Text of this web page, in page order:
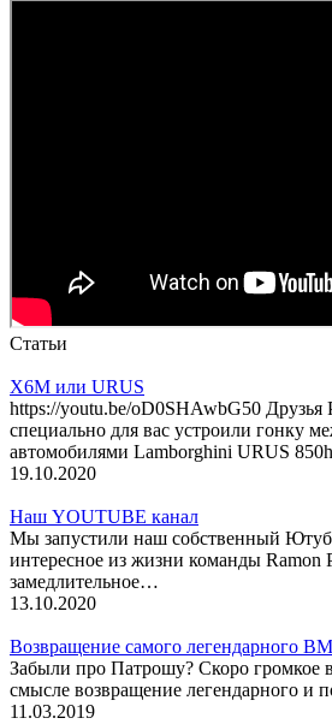
Статьи
X6M или URUS
https://youtu.be/oD0SHAwbG50 Друзья
специально для вас устроили гонку
автомобилями Lamborghini URUS
19.10.2020
Наш YOUTUBE канал
Мы запустили наш собственный Ютуб
интересное из жизни команды Ramon
замедлительное…
13.10.2020
Возвращение самого легендарного
Забыли про Патрошу? Скоро громкое
смысле возвращение легендарного
11.03.2019